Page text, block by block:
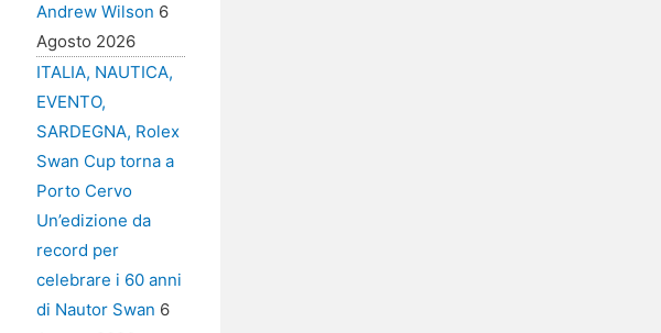
Andrew Wilson 6
Agosto 2026
ITALIA, NAUTICA,
EVENTO,
SARDEGNA, Rolex
Swan Cup torna a
Porto Cervo
Un’edizione da
record per
celebrare i 60 anni
di Nautor Swan 6